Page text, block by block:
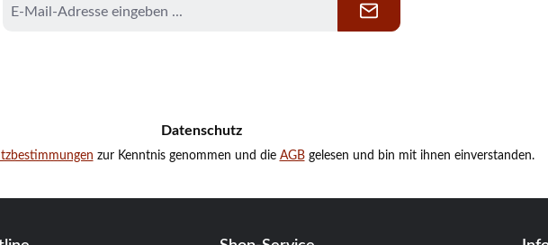
Mail-
Datenschutz
zur Kenntnis genommen und die AGBgelesen und bin mit ihnen einverstanden.